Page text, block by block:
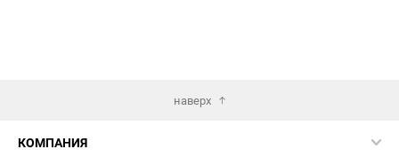
наверх
КОМПАНИЯ